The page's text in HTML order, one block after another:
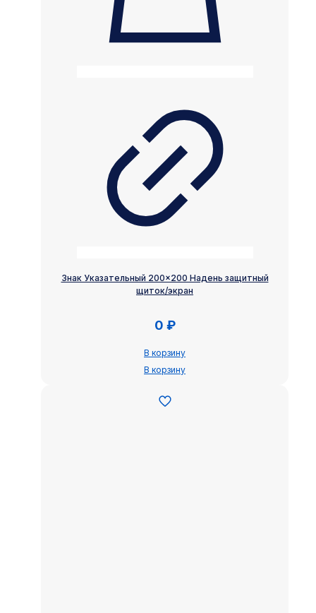
Знак Указательный 200×200 Надень защитный
щиток/экран
0 ₽
В корзину
В корзину